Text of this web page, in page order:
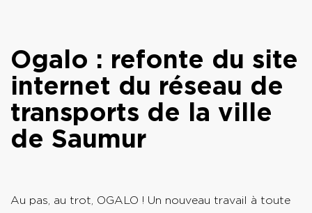
Ogalo : refonte du site
internet du réseau de
transports de la ville
de Saumur
Au pas, au trot, OGALO ! Un nouveau travail à toute